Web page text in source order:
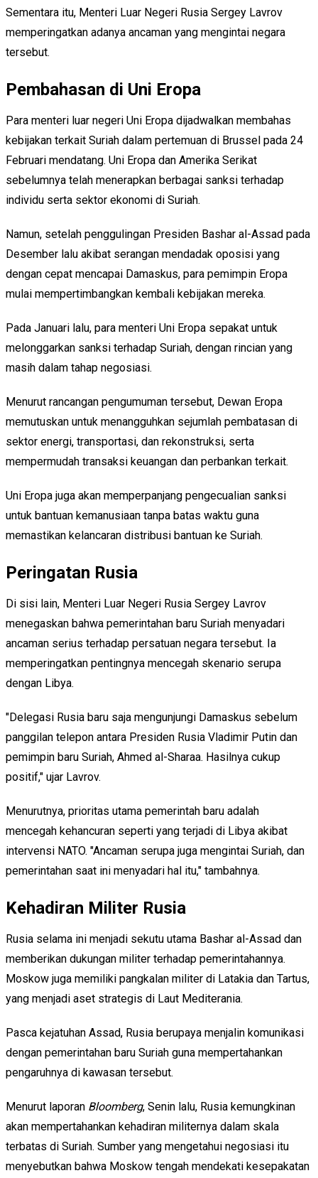
Sementara itu, Menteri Luar Negeri Rusia Sergey Lavrov
memperingatkan adanya ancaman yang mengintai negara
tersebut.
Pembahasan di Uni Eropa
Para menteri luar negeri Uni Eropa dijadwalkan membahas
kebijakan terkait Suriah dalam pertemuan di Brussel pada 24
Februari mendatang. Uni Eropa dan Amerika Serikat
sebelumnya telah menerapkan berbagai sanksi terhadap
individu serta sektor ekonomi di Suriah.
Namun, setelah penggulingan Presiden Bashar al-Assad pada
Desember lalu akibat serangan mendadak oposisi yang
dengan cepat mencapai Damaskus, para pemimpin Eropa
mulai mempertimbangkan kembali kebijakan mereka.
Pada Januari lalu, para menteri Uni Eropa sepakat untuk
melonggarkan sanksi terhadap Suriah, dengan rincian yang
masih dalam tahap negosiasi.
Menurut rancangan pengumuman tersebut, Dewan Eropa
memutuskan untuk menangguhkan sejumlah pembatasan di
sektor energi, transportasi, dan rekonstruksi, serta
mempermudah transaksi keuangan dan perbankan terkait.
Uni Eropa juga akan memperpanjang pengecualian sanksi
untuk bantuan kemanusiaan tanpa batas waktu guna
memastikan kelancaran distribusi bantuan ke Suriah.
Peringatan Rusia
Di sisi lain, Menteri Luar Negeri Rusia Sergey Lavrov
menegaskan bahwa pemerintahan baru Suriah menyadari
ancaman serius terhadap persatuan negara tersebut. Ia
memperingatkan pentingnya mencegah skenario serupa
dengan Libya.
"Delegasi Rusia baru saja mengunjungi Damaskus sebelum
panggilan telepon antara Presiden Rusia Vladimir Putin dan
pemimpin baru Suriah, Ahmed al-Sharaa. Hasilnya cukup
positif," ujar Lavrov.
Menurutnya, prioritas utama pemerintah baru adalah
mencegah kehancuran seperti yang terjadi di Libya akibat
intervensi NATO. "Ancaman serupa juga mengintai Suriah, dan
pemerintahan saat ini menyadari hal itu," tambahnya.
Kehadiran Militer Rusia
Rusia selama ini menjadi sekutu utama Bashar al-Assad dan
memberikan dukungan militer terhadap pemerintahannya.
Moskow juga memiliki pangkalan militer di Latakia dan Tartus,
yang menjadi aset strategis di Laut Mediterania.
Pasca kejatuhan Assad, Rusia berupaya menjalin komunikasi
dengan pemerintahan baru Suriah guna mempertahankan
pengaruhnya di kawasan tersebut.
Menurut laporan Bloomberg, Senin lalu, Rusia kemungkinan
akan mempertahankan kehadiran militernya dalam skala
terbatas di Suriah. Sumber yang mengetahui negosiasi itu
menyebutkan bahwa Moskow tengah mendekati kesepakatan